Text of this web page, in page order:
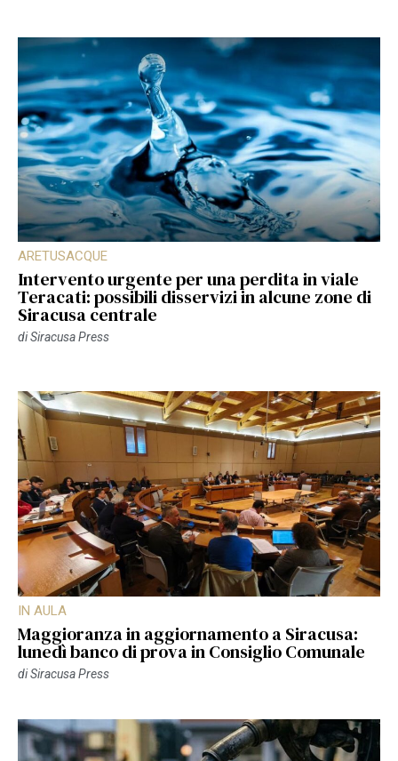
ARETUSACQUE
Intervento urgente per una perdita in viale
Teracati: possibili disservizi in alcune zone di
Siracusa centrale
diSiracusa Press
IN AULA
Maggioranza in aggiornamento a Siracusa:
lunedì banco di prova in Consiglio Comunale
diSiracusa Press